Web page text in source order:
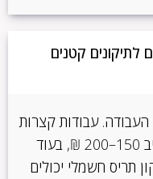
לתיקונים קטנים
עבודות קצרות
כמו תליית מדף מתחילות סביב 150–200 ₪, בעוד
תריס חשמלי יכולים